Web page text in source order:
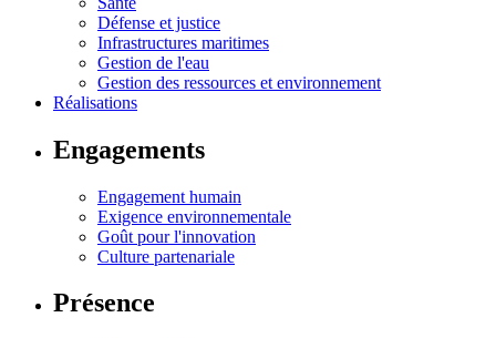
Défense et justice
Infrastructures maritimes
Gestion de l'eau
Gestion des ressources et environnement
Réalisations
Engagements
Engagement humain
Exigence environnementale
Goût pour l'innovation
Culture partenariale
Présence